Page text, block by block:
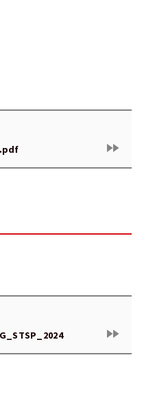
fast_forward
fast_forward